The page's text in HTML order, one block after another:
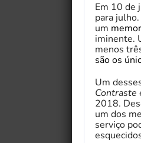
Em 10 de
para
um
iminente.
menos
são os
Um
Contraste
2018.
um dos
serviço